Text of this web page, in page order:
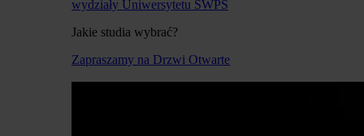
wydziały Uniwersytetu SWPS
Jakie studia wybrać?
Zapraszamy na Drzwi Otwarte